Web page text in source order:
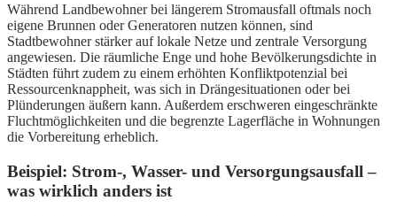
Während Landbewohner bei längerem Stromausfall oftmals noch
eigene Brunnen oder Generatoren nutzen können, sind
Stadtbewohner stärker auf lokale Netze und zentrale Versorgung
angewiesen. Die räumliche Enge und hohe Bevölkerungsdichte in
Städten führt zudem zu einem erhöhten Konfliktpotenzial bei
Ressourcenknappheit, was sich in Drängesituationen oder bei
Plünderungen äußern kann. Außerdem erschweren eingeschränkte
Fluchtmöglichkeiten und die begrenzte Lagerfläche in Wohnungen
die Vorbereitung erheblich.
Beispiel: Strom-, Wasser- und Versorgungsausfall –
was wirklich anders ist